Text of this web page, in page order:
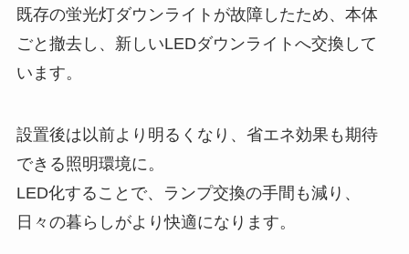
既存の蛍光灯ダウンライトが故障したため、本体
ごと撤去し、新しいLEDダウンライトへ交換して
います。
設置後は以前より明るくなり、省エネ効果も期待
できる照明環境に。
LED化することで、ランプ交換の手間も減り、
日々の暮らしがより快適になります。